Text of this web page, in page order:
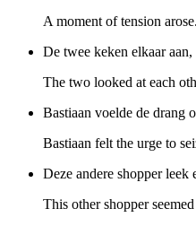
A moment of tension arose.
De twee keken elkaar
The two looked at each
Bastiaan voelde de drang
Bastiaan felt the urge to
Deze andere shopper leek
This other shopper